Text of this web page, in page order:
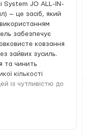
System JO ALL-IN-
— це засіб, який
забезпечує
ковзання
зайвих зусиль.
та чинить
кількості
із чутливістю до
з сексуальним
зближує та
також сприяють